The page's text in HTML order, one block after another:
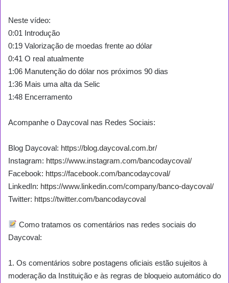
Neste vídeo:
0:01 Introdução
0:19 Valorização de moedas frente ao dólar
0:41 O real atualmente
1:06 Manutenção do dólar nos próximos 90 dias
1:36 Mais uma alta da Selic
1:48 Encerramento
Acompanhe o Daycoval nas Redes Sociais:
Blog Daycoval: https://blog.daycoval.com.br/
Instagram: https://www.instagram.com/bancodaycoval/
Facebook: https://facebook.com/bancodaycoval/
LinkedIn: https://www.linkedin.com/company/banco-daycoval/
Twitter: https://twitter.com/bancodaycoval
Como tratamos os comentários nas redes sociais do
Daycoval:
1. Os comentários sobre postagens oficiais estão sujeitos à
moderação da Instituição e às regras de bloqueio automático do